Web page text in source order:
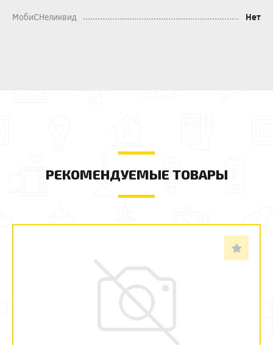
МобиСНеликвид Нет
РЕКОМЕНДУЕМЫЕ ТОВАРЫ